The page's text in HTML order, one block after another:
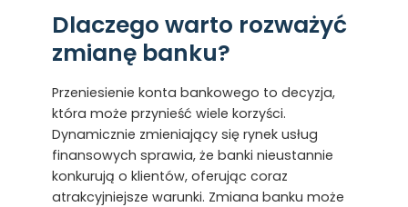
Dlaczego warto rozważyć
zmianę banku?
Przeniesienie konta bankowego to decyzja,
która może przynieść wiele korzyści.
Dynamicznie zmieniający się rynek usług
finansowych sprawia, że banki nieustannie
konkurują o klientów, oferując coraz
atrakcyjniejsze warunki. Zmiana banku może